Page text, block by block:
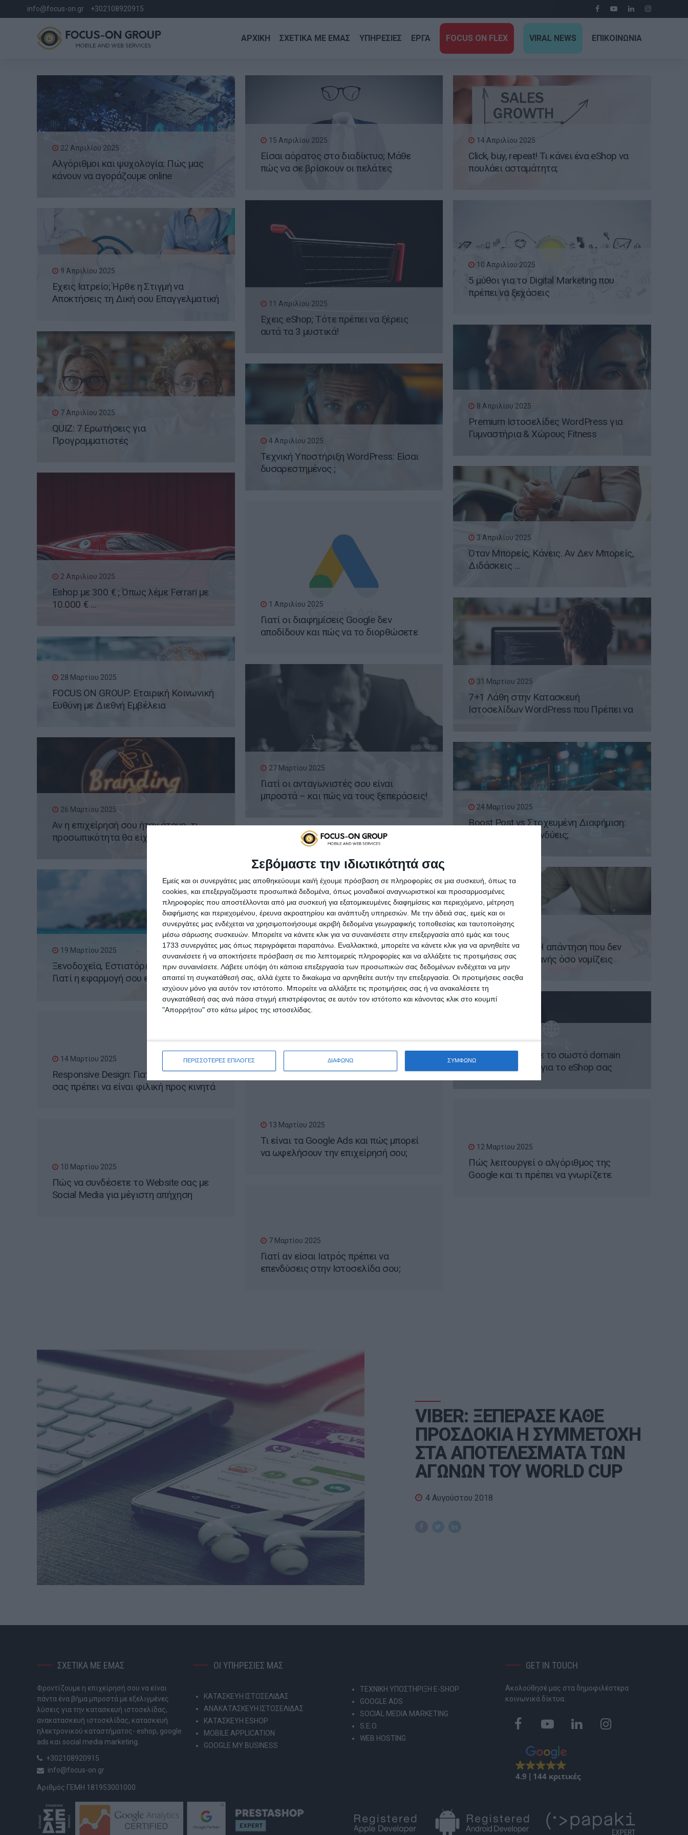
Σεβόμαστε την ιδιωτικότητά σας
Εμείς και οι συνεργάτες μας αποθηκεύουμε και/ή έχουμε πρόσβαση σε πληροφορίες σε μια συσκευή, όπως τα
cookies, και επεξεργαζόμαστε προσωπικά δεδομένα, όπως μοναδικοί αναγνωριστικοί και προσαρμοσμένες
πληροφορίες που αποστέλλονται από μια συσκευή για εξατομικευμένες διαφημίσεις και περιεχόμενο, μέτρηση
διαφήμισης και περιεχομένου, έρευνα ακροατηρίου και ανάπτυξη υπηρεσιών. Με την άδειά σας, εμείς και οι
συνεργάτες μας ενδέχεται να χρησιμοποιήσουμε ακριβή δεδομένα γεωγραφικής τοποθεσίας και ταυτοποίησης
μέσω σάρωσης συσκευών. Μπορείτε να κάνετε κλικ για να συναινέσετε στην επεξεργασία από εμάς και τους
1733 συνεργάτες μας όπως περιγράφεται παραπάνω. Εναλλακτικά, μπορείτε να κάνετε κλικ για να αρνηθείτε να
συναινέσετε ή να αποκτήσετε πρόσβαση σε πιο λεπτομερείς πληροφορίες και να αλλάξετε τις προτιμήσεις σας
πριν συναινέσετε. Λάβετε υπόψη ότι κάποια επεξεργασία των προσωπικών σας δεδομένων ενδέχεται να μην
απαιτεί τη συγκατάθεσή σας, αλλά έχετε το δικαίωμα να αρνηθείτε αυτήν την επεξεργασία. Οι προτιμήσεις σαςθα
ισχύουν μόνο για αυτόν τον ιστότοπο. Μπορείτε να αλλάξετε τις προτιμήσεις σας ή να ανακαλέσετε τη
συγκατάθεσή σας ανά πάσα στιγμή επιστρέφοντας σε αυτόν τον ιστότοπο και κάνοντας κλικ στο κουμπί
"Απορρήτου" στο κάτω μέρος της ιστοσελίδας.
ΠΕΡΙΣΣΟΤΕΡΕΣ ΕΠΙΛΟΓΕΣ ΔΙΑΦΩΝΩ ΣΥΜΦΩΝΩ
info@focus-on.gr +302108920915
ΑΡΧΙΚΗ ΣΧΕΤΙΚΑ ΜΕ ΕΜΑΣ ΥΠΗΡΕΣΙΕΣ ΕΡΓΑ FOCUS ON FLEX VIRAL NEWS ΕΠΙΚΟΙΝΩΝΙΑ
22 Απριλίου 2025
Αλγόριθμοι και ψυχολογία: Πώς μας
κάνουν να αγοράζουμε online
15 Απριλίου 2025
Είσαι αόρατος στο διαδίκτυο; Μάθε
πώς να σε βρίσκουν οι πελάτες
14 Απριλίου 2025
Click, buy, repeat! Τι κάνει ένα eShop να
πουλάει ασταμάτητα;
11 Απριλίου 2025
Έχεις eShop; Τότε πρέπει να ξέρεις
αυτά τα 3 μυστικά!
10 Απριλίου 2025
5 μύθοι για το Digital Marketing που
πρέπει να ξεχάσεις
9 Απριλίου 2025
Έχεις Ιατρείο; Ήρθε η Στιγμή να
Αποκτήσεις τη Δική σου Επαγγελματική
8 Απριλίου 2025
Premium Ιστοσελίδες WordPress για
Γυμναστήρια & Χώρους Fitness
7 Απριλίου 2025
QUIZ: 7 Ερωτήσεις για
Προγραμματιστές
4 Απριλίου 2025
Τεχνική Υποστήριξη WordPress: Είσαι
δυσαρεστημένος ;
3 Απριλίου 2025
Όταν Μπορείς, Κάνεις. Αν Δεν Μπορείς,
Διδάσκεις …
2 Απριλίου 2025
Eshop με 300 € ; Όπως λέμε Ferrari με
10.000 € …
1 Απριλίου 2025
Γιατί οι διαφημίσεις Google δεν
αποδίδουν και πώς να το διορθώσετε
31 Μαρτίου 2025
7+1 Λάθη στην Κατασκευή
Ιστοσελίδων WordPress που Πρέπει να
28 Μαρτίου 2025
FOCUS ON GROUP: Εταιρική Κοινωνική
Ευθύνη με Διεθνή Εμβέλεια
27 Μαρτίου 2025
Γιατί οι ανταγωνιστές σου είναι
μπροστά – και πώς να τους ξεπεράσεις!
26 Μαρτίου 2025
Αν η επιχείρησή σου ήταν άτομο, τι
προσωπικότητα θα είχε;
24 Μαρτίου 2025
Boost Post vs Στοχευμένη Διαφήμιση:
Πληρώνεις ή Επενδύεις;
20 Μαρτίου 2025
Viral Marketing: Πώς μπορεί ένα post να
γίνει viral στο internet;
20 Μαρτίου 2025
App Vs Website; Η απάντηση που δεν
είναι τόσο προφανής όσο νομίζεις
19 Μαρτίου 2025
Ξενοδοχεία, Εστιατόρια, Καταλύματα:
Γιατί η εφαρμογή σου είναι πιο
ιστοσελίδα;
17 Μαρτίου 2025
Πώς να επιλέξετε το σωστό domain
name και hosting για το eShop σας
14 Μαρτίου 2025
Responsive Design: Γιατί η ιστοσελίδα
σας πρέπει να είναι φιλική προς κινητά
13 Μαρτίου 2025
Τι είναι τα Google Ads και πώς μπορεί
να ωφελήσουν την επιχείρησή σου;
12 Μαρτίου 2025
Πώς λειτουργεί ο αλγόριθμος της
Google και τι πρέπει να γνωρίζετε
10 Μαρτίου 2025
Πώς να συνδέσετε το Website σας με
Social Media για μέγιστη απήχηση
7 Μαρτίου 2025
Γιατί αν είσαι Ιατρός πρέπει να
επενδύσεις στην Ιστοσελίδα σου;
VIBER: ΞΕΠΕΡΑΣΕ ΚΑΘΕ
ΠΡΟΣΔΟΚΙΑ Η ΣΥΜΜΕΤΟΧΗ
ΣΤΑ ΑΠΟΤΕΛΕΣΜΑΤΑ ΤΩΝ
ΑΓΩΝΩΝ ΤΟΥ WORLD CUP
4 Αυγούστου 2018
ΣΧΕΤΙΚΑ ΜΕ ΕΜΑΣ
Φροντίζουμε η επιχείρησή σου να είναι
πάντα ένα βήμα μπροστά με εξελιγμένες
λύσεις για την κατασκευή ιστοσελίδας,
ανακατασκευή ιστοσελίδας, κατασκευή
ηλεκτρονικού καταστήματος- eshop, google
ads και social media marketing.
+302108920915
info@focus-on.gr
Αριθμός ΓΕΜΗ 181953001000
ΟΙ ΥΠΗΡΕΣΙΕΣ ΜΑΣ
ΚΑΤΑΣΚΕΥΗ ΙΣΤΟΣΕΛΙΔΑΣ
ΑΝΑΚΑΤΑΣΚΕΥΗ ΙΣΤΟΣΕΛΙΔΑΣ
ΚΑΤΑΣΚΕΥΗ ESHOP
MOBILE APPLICATION
GOOGLE MY BUSINESS
ΤΕΧΝΙΚΗ ΥΠΟΣΤΗΡΙΞΗ E-SHOP
GOOGLE ADS
SOCIAL MEDIA MARKETING
S.E.O.
WEB HOSTING
GET IN TOUCH
Ακολούθησέ μας στα δημοφιλέστερα
κοινωνικά δίκτυα.
4.9 144 κριτικές